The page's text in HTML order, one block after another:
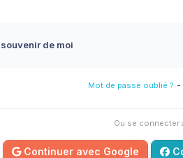
de moi
Mot de passe oublié ? -
Ou se connecter
Continuer avec Google